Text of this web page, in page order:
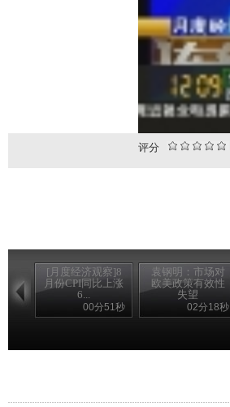
评分
[月度经济观察]8
月份CPI同比上涨
6...
00分51秒
袁钢明：市场对
欧美政策有效性
失望
02分18秒